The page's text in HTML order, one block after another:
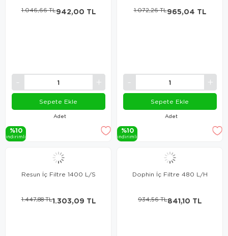
Adet
942,00 TL
1.046,66 TL
Sepete Ekle
%10
i̇ndi̇ri̇mli̇
Adet
965,04 TL
1.072,26 TL
Sepete Ekle
%10
i̇ndi̇ri̇mli̇
Resun İç Filtre 1400 L/S
1.303,09 TL
1.447,88 TL
Dophin İç Filtre 480 L/H
841,10 TL
934,56 TL